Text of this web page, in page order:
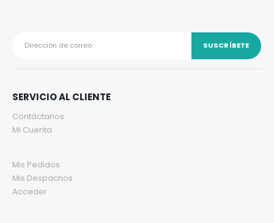
SERVICIO AL CLIENTE
Contáctanos
Mi Cuenta
Mis Pedidos
Mis Despachos
Acceder